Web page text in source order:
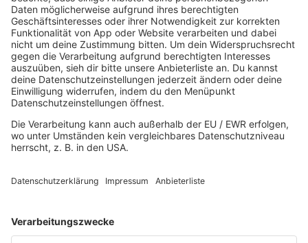
HOME
MUSIK
Playlist
Streams
Rocknews
Band-Alphabet
Rockfakten
Rockquiz
Videos